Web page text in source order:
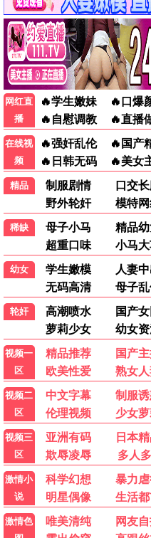
玫瑰的故事
都市 / 女性 / 爆款
小欢喜2
家庭 / 校园 / 爱情
隐秘的角落2